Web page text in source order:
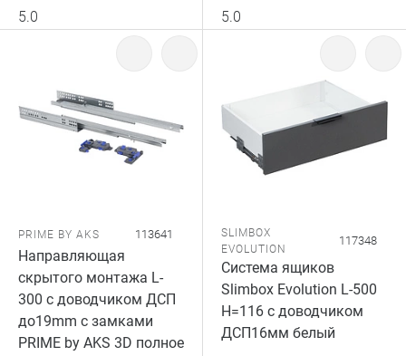
5.0 5.0
PRIME BY AKS 113641
Направляющая
скрытого монтажа L-
300 с доводчиком ДСП
до19mm с замками
PRIME by AKS 3D полное
SLIMBOX
EVOLUTION
117348
Система ящиков
Slimbox Evolution L-500
H=116 с доводчиком
ДСП16мм белый